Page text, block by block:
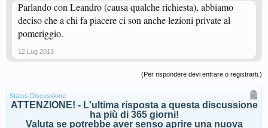
Parlando con Leandro (causa qualche richiesta), abbiamo
deciso che a chi fa piacere ci son anche lezioni private al
pomeriggio.
12 Lug 2013
(Per rispondere devi entrare o registrarti.)
Status Discussione:
ATTENZIONE! - L'ultima risposta a questa discussione
ha più di 365 giorni!
Valuta se potrebbe aver senso aprire una nuova